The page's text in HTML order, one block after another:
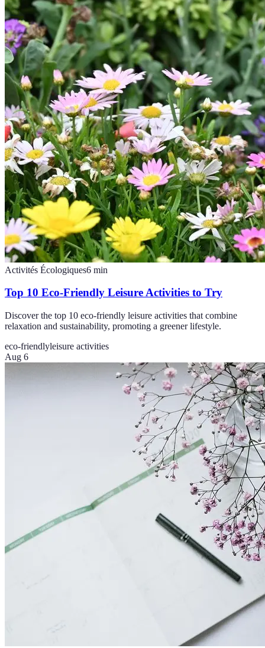
Activités Écologiques6 min
Top 10 Eco-Friendly Leisure Activities to Try
Discover the top 10 eco-friendly leisure activities that combine
relaxation and sustainability, promoting a greener lifestyle.
eco-friendlyleisure activities
Aug 6